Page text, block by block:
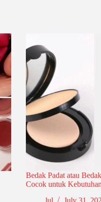
Bedak Padat atau
Cocok untuk
lul
July 31,